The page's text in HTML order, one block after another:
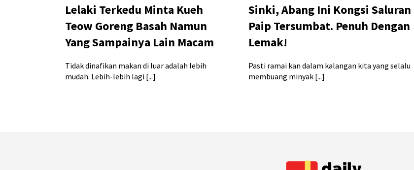
Lelaki Terkedu Minta Kueh
Teow Goreng Basah Namun
Yang Sampainya Lain Macam
Tidak dinafikan makan di luar adalah lebih
mudah. Lebih-lebih lagi [...]
Sinki, Abang Ini Kongsi Saluran
Paip Tersumbat. Penuh Dengan
Lemak!
Pasti ramai kan dalam kalangan kita yang selalu
membuang minyak [...]